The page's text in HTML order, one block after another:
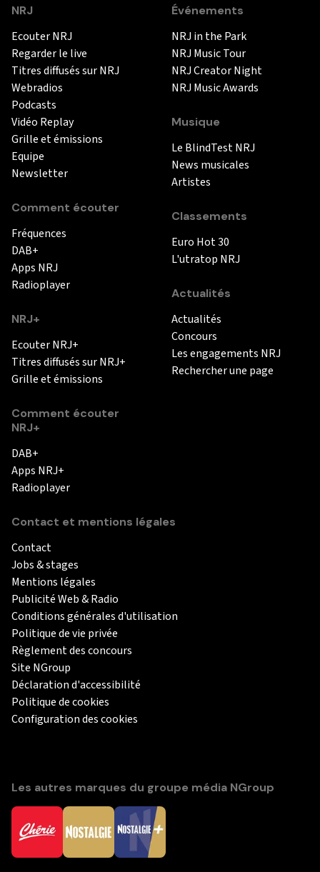
NRJ
Ecouter NRJ
Regarder le live
Titres diffusés sur NRJ
Webradios
Podcasts
Vidéo Replay
Grille et émissions
Equipe
Newsletter
Comment écouter
Fréquences
DAB+
Apps NRJ
Radioplayer
NRJ+
Ecouter NRJ+
Titres diffusés sur NRJ+
Grille et émissions
Comment écouter
NRJ+
DAB+
Apps NRJ+
Radioplayer
Événements
NRJ in the Park
NRJ Music Tour
NRJ Creator Night
NRJ Music Awards
Musique
Le BlindTest NRJ
News musicales
Artistes
Classements
Euro Hot 30
L'utratop NRJ
Actualités
Actualités
Concours
Les engagements NRJ
Rechercher une page
Contact et mentions légales
Contact
Jobs & stages
Mentions légales
Publicité Web & Radio
Conditions générales d'utilisation
Politique de vie privée
Règlement des concours
Site NGroup
Déclaration d'accessibilité
Politique de cookies
Configuration des cookies
Les autres marques du groupe média NGroup